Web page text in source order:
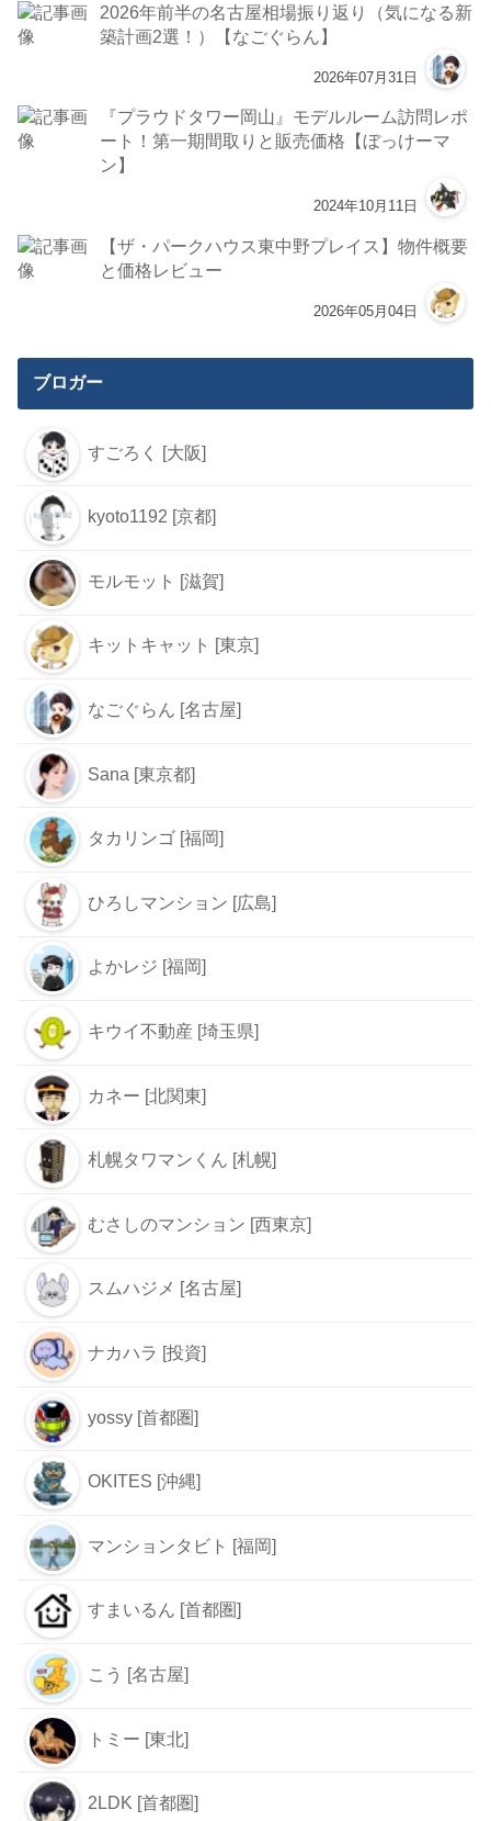
2026年前半の名古屋相場振り返り（気になる新
築計画2選！）【なごぐらん】
2026年07月31日
『プラウドタワー岡山』モデルルーム訪問レポ
ート！第一期間取りと販売価格【ぼっけーマ
ン】
2024年10月11日
【ザ・パークハウス東中野プレイス】物件概要
と価格レビュー
2026年05月04日
ブロガー
すごろく [大阪]
kyoto1192 [京都]
モルモット [滋賀]
キットキャット [東京]
なごぐらん [名古屋]
Sana [東京都]
タカリンゴ [福岡]
ひろしマンション [広島]
よかレジ [福岡]
キウイ不動産 [埼玉県]
カネー [北関東]
札幌タワマンくん [札幌]
むさしのマンション [西東京]
スムハジメ [名古屋]
ナカハラ [投資]
yossy [首都圏]
OKITES [沖縄]
マンションタビト [福岡]
すまいるん [首都圏]
こう [名古屋]
トミー [東北]
2LDK [首都圏]